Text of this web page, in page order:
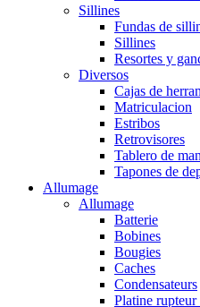
Sillines
Fundas de
Sillines
Resortes y
Diversos
Cajas de
Matriculacion
Estribos
Retrovisores
Tablero de
Tapones de
Allumage
Allumage
Batterie
Bobines
Bougies
Caches
Condensateurs
Platine rupteur